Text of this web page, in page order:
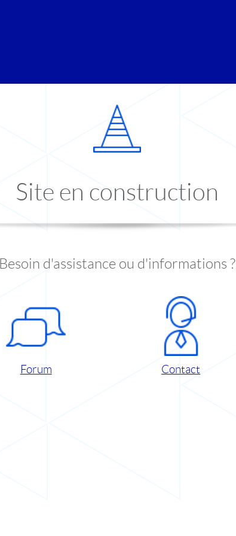
Site en construction
Besoin d'assistance ou d'informations ?
Forum Contact